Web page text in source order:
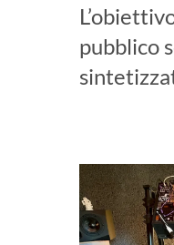
pubblico